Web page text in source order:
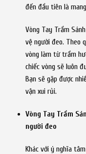
đến đầu tiên là
Vòng Tay Trầm
vệ người đeo. Theo
vòng làm từ trầm
chiếc vòng sẽ luôn
Bạn sẽ gặp được
vận xui rủi.
Vòng Tay Trầm
người đeo
Khác với ý nghĩa